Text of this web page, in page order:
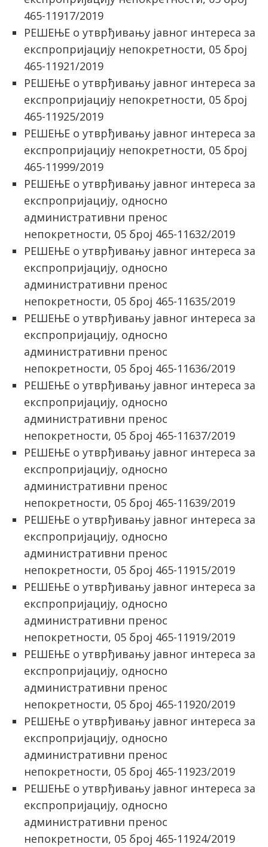
465-11917/2019
РЕШЕЊЕ о утврђивању јавног интереса за
експропријацију непокретности, 05 број
465-11921/2019
РЕШЕЊЕ о утврђивању јавног интереса за
експропријацију непокретности, 05 број
465-11925/2019
РЕШЕЊЕ о утврђивању јавног интереса за
експропријацију непокретности, 05 број
465-11999/2019
РЕШЕЊЕ о утврђивању јавног интереса за
експропријацију, односно
административни пренос
непокретности, 05 број 465-11632/2019
РЕШЕЊЕ о утврђивању јавног интереса за
експропријацију, односно
административни пренос
непокретности, 05 број 465-11635/2019
РЕШЕЊЕ о утврђивању јавног интереса за
експропријацију, односно
административни пренос
непокретности, 05 број 465-11636/2019
РЕШЕЊЕ о утврђивању јавног интереса за
експропријацију, односно
административни пренос
непокретности, 05 број 465-11637/2019
РЕШЕЊЕ о утврђивању јавног интереса за
експропријацију, односно
административни пренос
непокретности, 05 број 465-11639/2019
РЕШЕЊЕ о утврђивању јавног интереса за
експропријацију, односно
административни пренос
непокретности, 05 број 465-11915/2019
РЕШЕЊЕ о утврђивању јавног интереса за
експропријацију, односно
административни пренос
непокретности, 05 број 465-11919/2019
РЕШЕЊЕ о утврђивању јавног интереса за
експропријацију, односно
административни пренос
непокретности, 05 број 465-11920/2019
РЕШЕЊЕ о утврђивању јавног интереса за
експропријацију, односно
административни пренос
непокретности, 05 број 465-11923/2019
РЕШЕЊЕ о утврђивању јавног интереса за
експропријацију, односно
административни пренос
непокретности, 05 број 465-11924/2019